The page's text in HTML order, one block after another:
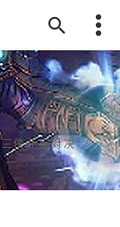
侠扑克对决